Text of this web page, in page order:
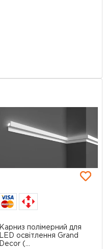
Карниз полімерний для
LED освітлення Grand
Decor (...